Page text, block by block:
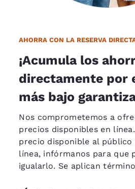
AHORRA CON LA RESERVA
¡Acumula los
directamente por
más bajo
Nos comprometemos a
precios disponibles en
precio disponible al público
línea, infórmanos para que
igualarlo. Se aplican